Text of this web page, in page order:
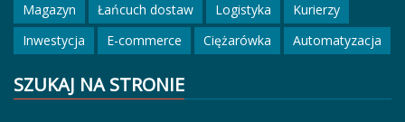
Magazyn
Łańcuch dostaw Logistyka
Kurierzy
Inwestycja
E-commerce Ciężarówka Automatyzacja
SZUKAJ NA STRONIE